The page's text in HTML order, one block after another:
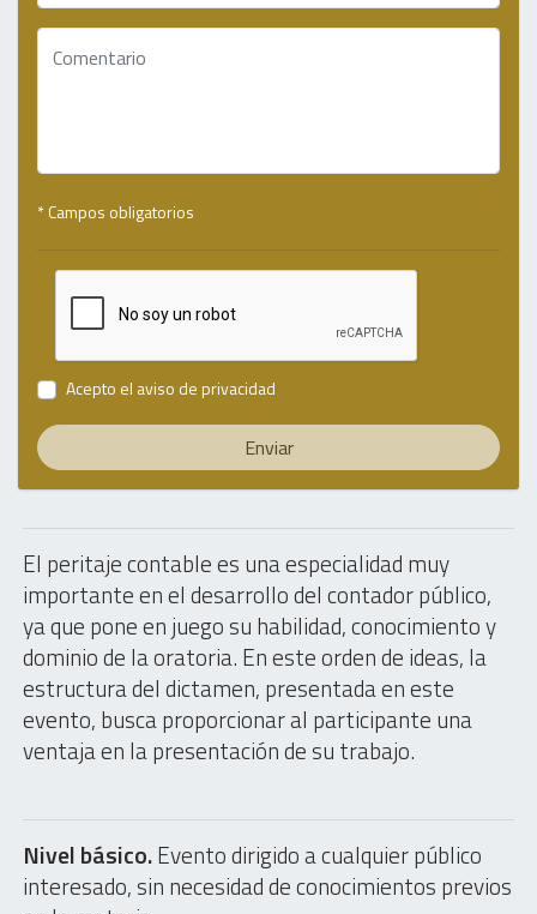
El peritaje contable es una especialidad muy
importante en el desarrollo del contador público,
ya que pone en juego su habilidad, conocimiento y
dominio de la oratoria. En este orden de ideas, la
estructura del dictamen, presentada en este
evento, busca proporcionar al participante una
ventaja en la presentación de su trabajo.
Nivel básico.Evento dirigido a cualquier público
interesado, sin necesidad de conocimientos previos
* Campos obligatorios
Acepto el aviso de privacidad
Enviar